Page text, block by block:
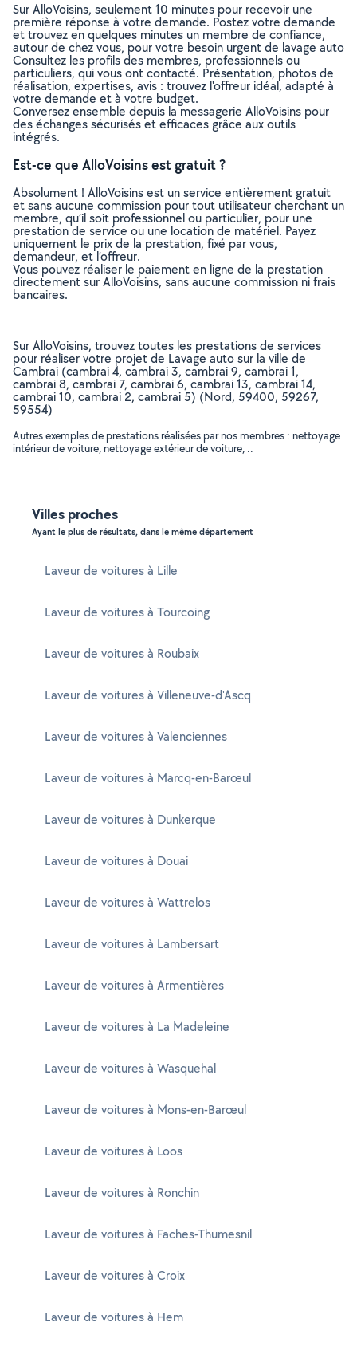
Sur AlloVoisins, seulement 10 minutes pour recevoir une
première réponse à votre demande. Postez votre demande
et trouvez en quelques minutes un membre de confiance,
autour de chez vous, pour votre besoin urgent de lavage auto
Consultez les profils des membres, professionnels ou
particuliers, qui vous ont contacté. Présentation, photos de
réalisation, expertises, avis : trouvez l'offreur idéal, adapté à
votre demande et à votre budget.
Conversez ensemble depuis la messagerie AlloVoisins pour
des échanges sécurisés et efficaces grâce aux outils
intégrés.
Est-ce que AlloVoisins est gratuit ?
Absolument ! AlloVoisins est un service entièrement gratuit
et sans aucune commission pour tout utilisateur cherchant un
membre, qu’il soit professionnel ou particulier, pour une
prestation de service ou une location de matériel. Payez
uniquement le prix de la prestation, fixé par vous,
demandeur, et l’offreur.
Vous pouvez réaliser le paiement en ligne de la prestation
directement sur AlloVoisins, sans aucune commission ni frais
bancaires.
Sur AlloVoisins, trouvez toutes les prestations de services
pour réaliser votre projet de Lavage auto sur la ville de
Cambrai (cambrai 4, cambrai 3, cambrai 9, cambrai 1,
cambrai 8, cambrai 7, cambrai 6, cambrai 13, cambrai 14,
cambrai 10, cambrai 2, cambrai 5) (Nord, 59400, 59267,
59554)
Autres exemples de prestations réalisées par nos membres : nettoyage
intérieur de voiture, nettoyage extérieur de voiture, ..
Villes proches
Ayant le plus de résultats, dans le même département
Laveur de voitures à Lille
Laveur de voitures à Tourcoing
Laveur de voitures à Roubaix
Laveur de voitures à Villeneuve-d'Ascq
Laveur de voitures à Valenciennes
Laveur de voitures à Marcq-en-Barœul
Laveur de voitures à Dunkerque
Laveur de voitures à Douai
Laveur de voitures à Wattrelos
Laveur de voitures à Lambersart
Laveur de voitures à Armentières
Laveur de voitures à La Madeleine
Laveur de voitures à Wasquehal
Laveur de voitures à Mons-en-Barœul
Laveur de voitures à Loos
Laveur de voitures à Ronchin
Laveur de voitures à Faches-Thumesnil
Laveur de voitures à Croix
Laveur de voitures à Hem